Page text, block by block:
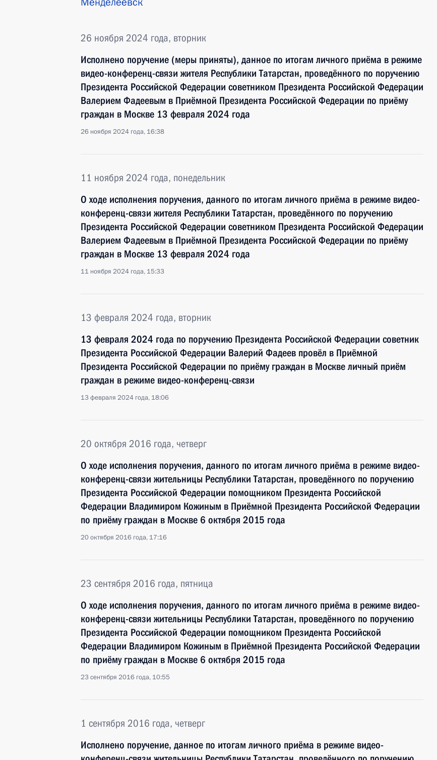
26 ноября 2024 года, вторник
Исполнено поручение (меры приняты), данное по итогам личного приёма в режиме
видео-конференц-связи жителя Республики Татарстан, проведённого по поручению
Президента Российской Федерации советником Президента Российской Федерации
Валерием Фадеевым в Приёмной Президента Российской Федерации по приёму
граждан в Москве 13 февраля 2024 года
26 ноября 2024 года, 16:38
11 ноября 2024 года, понедельник
О ходе исполнения поручения, данного по итогам личного приёма в режиме видео-
конференц-связи жителя Республики Татарстан, проведённого по поручению
Президента Российской Федерации советником Президента Российской Федерации
Валерием Фадеевым в Приёмной Президента Российской Федерации по приёму
граждан в Москве 13 февраля 2024 года
11 ноября 2024 года, 15:33
13 февраля 2024 года, вторник
13 февраля 2024 года по поручению Президента Российской Федерации советник
Президента Российской Федерации Валерий Фадеев провёл в Приёмной
Президента Российской Федерации по приёму граждан в Москве личный приём
граждан в режиме видео-конференц-связи
13 февраля 2024 года, 18:06
20 октября 2016 года, четверг
О ходе исполнения поручения, данного по итогам личного приёма в режиме видео-
конференц-связи жительницы Республики Татарстан, проведённого по поручению
Президента Российской Федерации помощником Президента Российской
Федерации Владимиром Кожиным в Приёмной Президента Российской Федерации
по приёму граждан в Москве 6 октября 2015 года
20 октября 2016 года, 17:16
23 сентября 2016 года, пятница
О ходе исполнения поручения, данного по итогам личного приёма в режиме видео-
конференц-связи жительницы Республики Татарстан, проведённого по поручению
Президента Российской Федерации помощником Президента Российской
Федерации Владимиром Кожиным в Приёмной Президента Российской Федерации
по приёму граждан в Москве 6 октября 2015 года
23 сентября 2016 года, 10:55
1 сентября 2016 года, четверг
Исполнено поручение, данное по итогам личного приёма в режиме видео-